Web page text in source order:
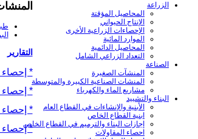
التقارير
* إحصاء
* إحصاء
* إحصاء
* إحصاء
الزراعة
المحاصيل المؤقتة
الإنتاج الحيواني
الإحصاءات الزراعية الأخرى
الموارد المائية
المحاصيل الدائمية
التعداد الزراعي الشامل
الصناعة
المنشآت الصغيرة
المنشات الصناعية الكبيرة والمتوسطة
مشاريع الماء والكهرباء
البناء والتشييد
الأبنية والإنشاءات في القطاع العام
ابنية القطاع الخاص
إجازات البناء والترميم في القطاع الخاص
احصاء المقاولات